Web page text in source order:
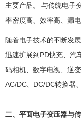
主要产品。 与传统电子
率密度高、效率高、漏
随着电子技术的不断发
迅速扩展到PD快充、汽
码相机、数字电视、逆
AC/DC、DC/DC转换器
二、平面电子变压器与